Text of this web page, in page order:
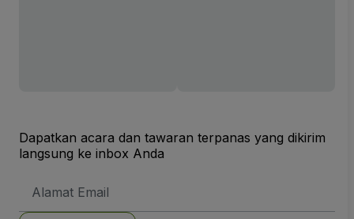
Dapatkan acara dan tawaran terpanas yang dikirim
langsung ke inbox Anda
Email